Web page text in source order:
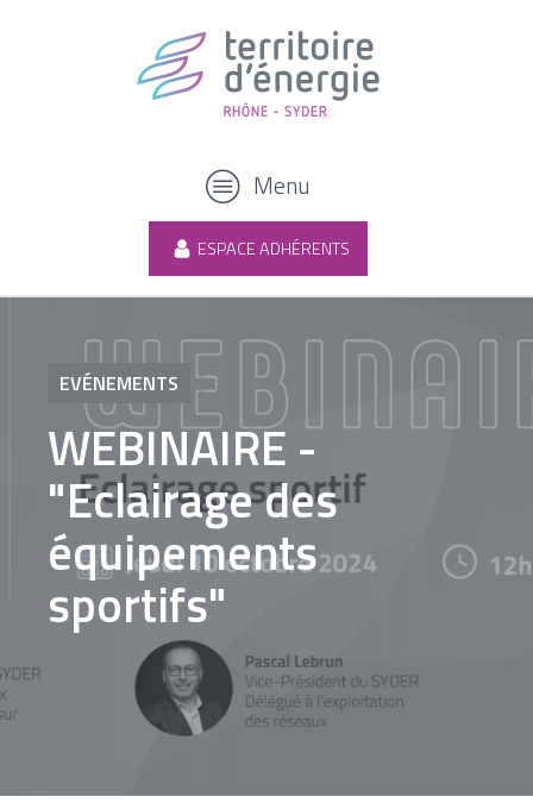
Menu
ESPACE ADHÉRENTS
EVÉNEMENTS
WEBINAIRE -
"Eclairage des
équipements
sportifs"